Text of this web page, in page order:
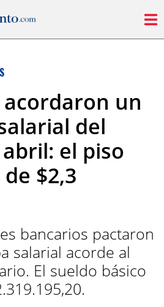
un
del
el piso
$2,3
bancarios pactaron
salarial acorde al
El sueldo básico